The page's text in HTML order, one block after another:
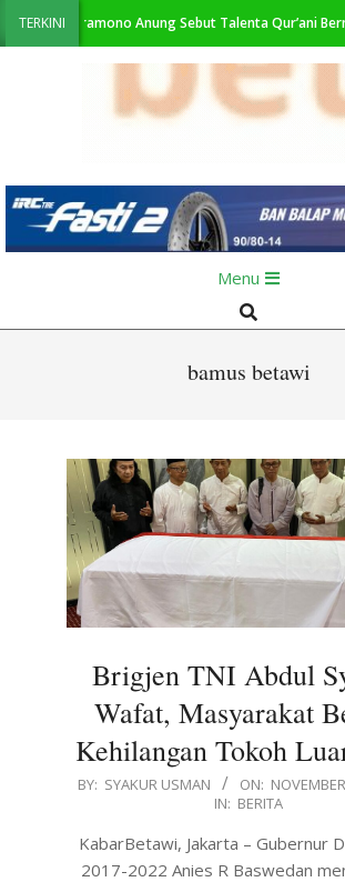
Skip
to
TERKINI
2026, Pramono Anung Sebut Talenta Qur’ani
KabarBetawi.id
Menu
Menu
Search
bamus betawi
Brigjen TNI Abdul
Wafat, Masyarakat
Kehilangan Tokoh
2024-
02
BY: SYAKUR USMAN ON:
IN: BERITA
KabarBetawi, Jakarta – Gubernur
2017-2022 Anies R Baswedan